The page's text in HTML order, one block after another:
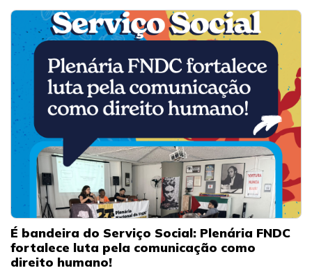
É bandeira do Serviço Social: Plenária FNDC
fortalece luta pela comunicação como
direito humano!